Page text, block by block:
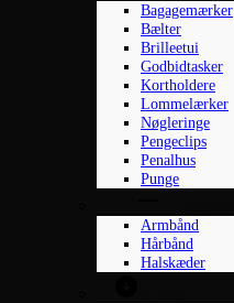
Bagagemærker
Bælter
Brilleetui
Godbidtasker
Kortholdere
Lommelærker
Nøgleringe
Pengeclips
Penalhus
Punge
Armbånd
Hårbånd
Halskæder